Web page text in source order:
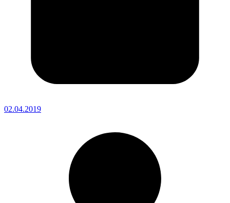
02.04.2019